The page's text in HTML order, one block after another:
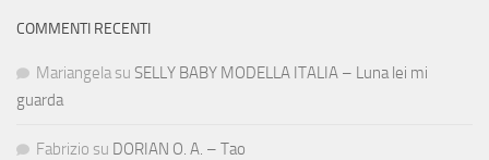
COMMENTI RECENTI
Mariangela su SELLY BABY MODELLA ITALIA – Luna lei mi
guarda
Fabrizio su DORIAN O. A. – Tao